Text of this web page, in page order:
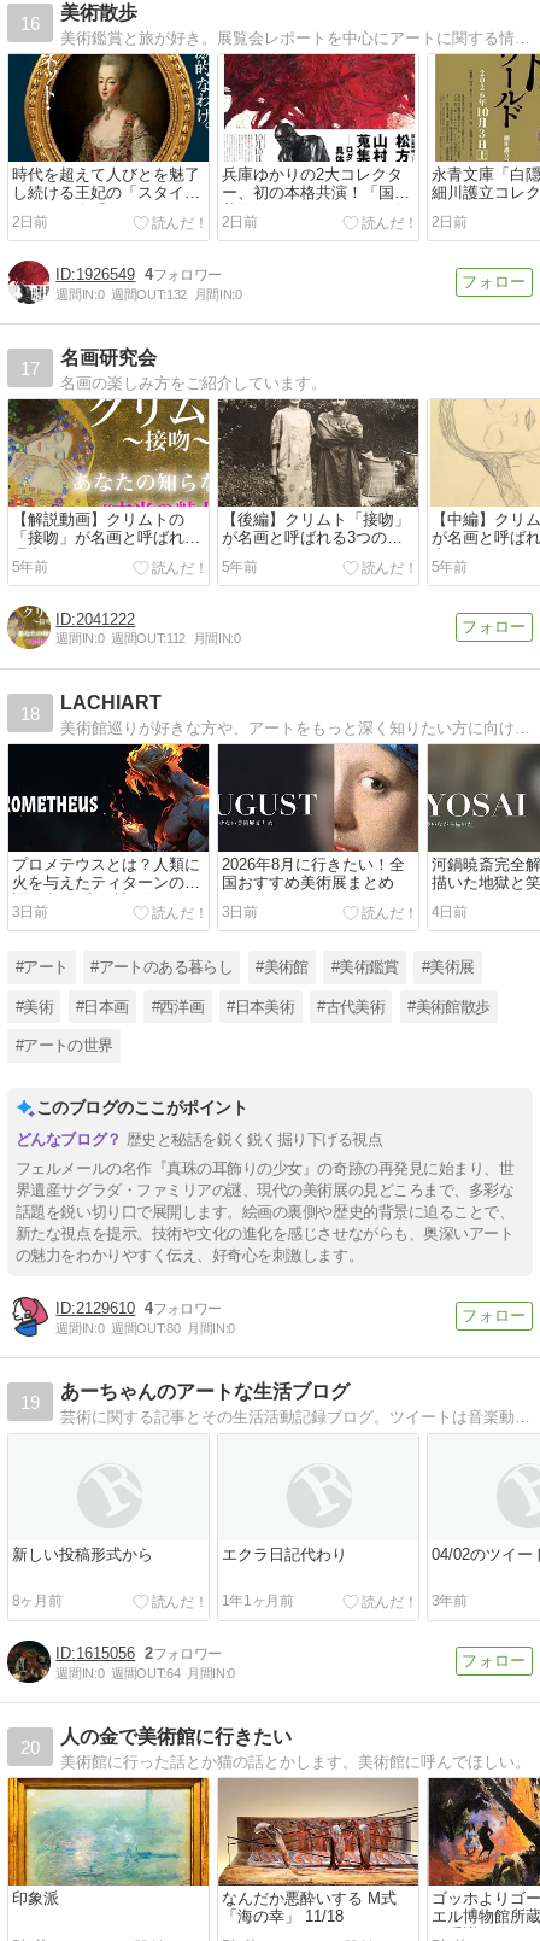
16
美術散歩
美術鑑賞と旅が好き。展覧会レポートを中心にアートに関する情報を発信していきます。
時代を超えて人びとを魅了
し続ける王妃の「スタイ
ル」を紹介「マリー・アン
トワネット・スタイル」横
2日前
兵庫ゆかりの2大コレクタ
ー、初の本格共演！「国立
美術館 コレクション・ダイ
アローグ 松方幸次郎 × 山
2日前
永青文庫「白
細川護立コレ
じまり―」
から開催
2日前
1926549 4
週間IN:0 週間OUT:132 月間IN:0
17
名画研究会
名画の楽しみ方をご紹介しています。
【解説動画】クリムトの
「接吻」が名画と呼ばれる
理由3つ！
5年前
【後編】クリムト「接吻」
が名画と呼ばれる3つの理
由 3/3
5年前
【中編】クリ
が名画と呼ば
由
5年前
2041222
週間IN:0 週間OUT:112 月間IN:0
18
LACHIART
プロメテウスとは？人類に
火を与えたティターンの物
語を名画8点で読み解く
3日前
2026年8月に行きたい！全
国おすすめ美術展まとめ
3日前
河鍋暁斎完全
描いた地獄と
4日前
#アート #アートのある暮らし #美術館 #美術鑑賞 #美術展
#美術 #日本画 #西洋画 #日本美術 #古代美術 #美術館散歩
#アートの世界
このブログのここがポイント
歴史と秘話を鋭く鋭く掘り下げる視点
フェルメールの名作『真珠の耳飾りの少女』の奇跡の再発見に始まり、世
界遺産サグラダ・ファミリアの謎、現代の美術展の見どころまで、多彩な
話題を鋭い切り口で展開します。絵画の裏側や歴史的背景に迫ることで、
新たな視点を提示。技術や文化の進化を感じさせながらも、奥深いアート
の魅力をわかりやすく伝え、好奇心を刺激します。
2129610 4
週間IN:0 週間OUT:80 月間IN:0
19
あーちゃんのアートな生活ブログ
新しい投稿形式から
8ヶ月前
エクラ日記代わり
1年1ヶ月前
04/02のツイー
3年前
1615056 2
週間IN:0 週間OUT:64 月間IN:0
20
人の金で美術館に行きたい
美術館に行った話とか猫の話とかします。美術館に呼んでほしい。
印象派
なんだか悪酔いする M式
「海の幸」 11/18
ゴッホよりゴ
エル博物館所
の系譜 10/19